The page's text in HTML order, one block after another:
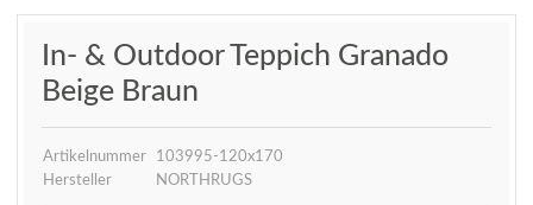
In- & Outdoor Teppich Granado
Beige Braun
Artikelnummer
103995-120x170
Hersteller
NORTHRUGS